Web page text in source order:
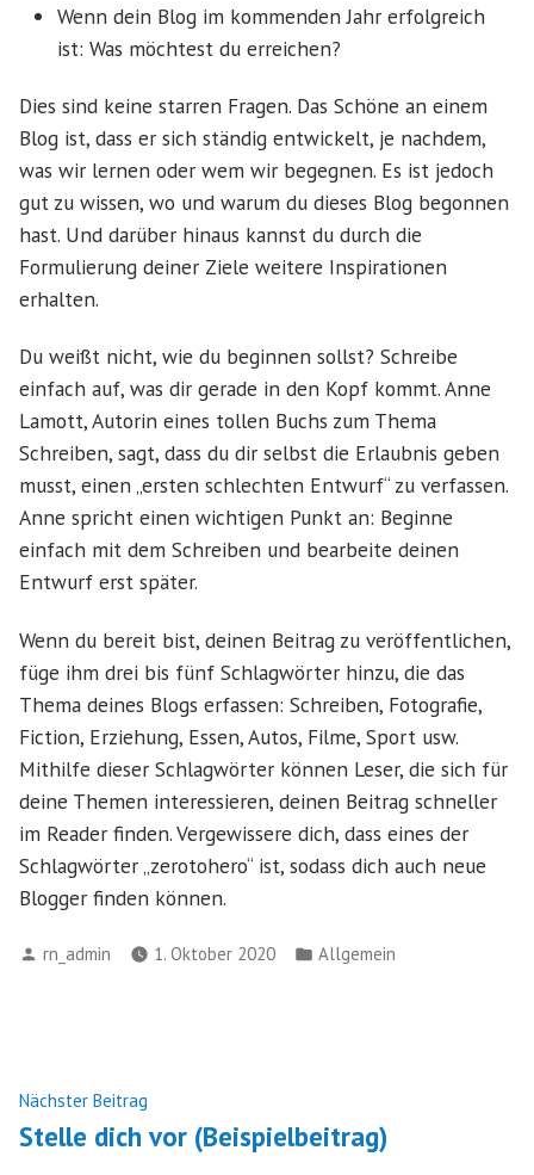
Wenn dein Blog im kommenden Jahr erfolgreich
ist: Was möchtest du erreichen?
Dies sind keine starren Fragen. Das Schöne an einem
Blog ist, dass er sich ständig entwickelt, je nachdem,
was wir lernen oder wem wir begegnen. Es ist jedoch
gut zu wissen, wo und warum du dieses Blog begonnen
hast. Und darüber hinaus kannst du durch die
Formulierung deiner Ziele weitere Inspirationen
erhalten.
Du weißt nicht, wie du beginnen sollst? Schreibe
einfach auf, was dir gerade in den Kopf kommt. Anne
Lamott, Autorin eines tollen Buchs zum Thema
Schreiben, sagt, dass du dir selbst die Erlaubnis geben
musst, einen „ersten schlechten Entwurf“ zu verfassen.
Anne spricht einen wichtigen Punkt an: Beginne
einfach mit dem Schreiben und bearbeite deinen
Entwurf erst später.
Wenn du bereit bist, deinen Beitrag zu veröffentlichen,
füge ihm drei bis fünf Schlagwörter hinzu, die das
Thema deines Blogs erfassen: Schreiben, Fotografie,
Fiction, Erziehung, Essen, Autos, Filme, Sport usw.
Mithilfe dieser Schlagwörter können Leser, die sich für
deine Themen interessieren, deinen Beitrag schneller
im Reader finden. Vergewissere dich, dass eines der
Schlagwörter „zerotohero“ ist, sodass dich auch neue
Blogger finden können.
Verfasst
rn_admin 1. Oktober 2020
Veröffentlicht
Allgemein
Beitragsnavigation
Nächster Beitrag
Beitrag:
Stelle dich vor (Beispielbeitrag)